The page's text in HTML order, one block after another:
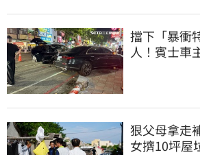
擋下「暴衝
人！賓士車
狠父母拿走
女擠10坪屋